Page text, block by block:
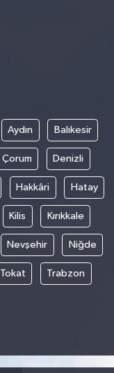
Aydın Balıkesir
Çorum Denizli
Hakkâri Hatay
Kilis Kırıkkale
Nevşehir Niğde
Tokat Trabzon